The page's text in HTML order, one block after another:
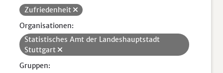
Zufriedenheit
Organisationen:
Statistisches Amt der Landeshauptstadt
Stuttgart
Gruppen: